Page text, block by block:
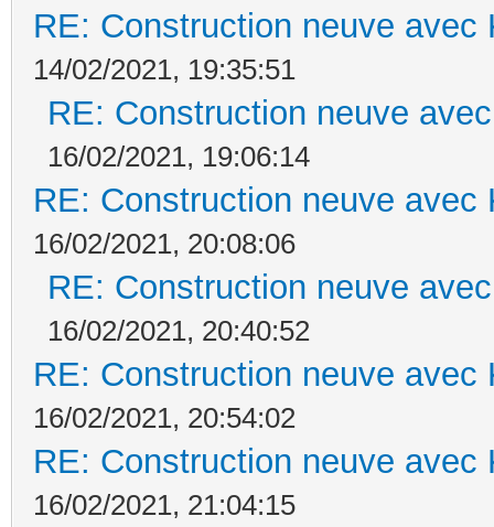
RE: Construction neuve avec
14/02/2021, 19:35:51
RE: Construction neuve
16/02/2021, 19:06:14
RE: Construction neuve avec
16/02/2021, 20:08:06
RE: Construction neuve
16/02/2021, 20:40:52
RE: Construction neuve avec
16/02/2021, 20:54:02
RE: Construction neuve avec
16/02/2021, 21:04:15